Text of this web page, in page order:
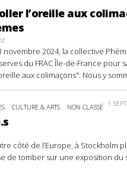
l’oreille aux
novembre 2024, la collective
du FRAC Île-de-France pour
aux colimaçons". Nous y
CULTURE & ARTS NON CLASSÉ 1
côté de l’Europe, à Stockholm
de tomber sur une exposition du